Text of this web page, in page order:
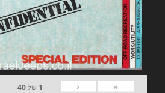
«
‹
1 של40